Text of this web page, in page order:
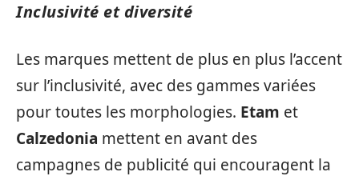
Inclusivité et diversité
Les marques mettent de plus en plus l’accent
sur l’inclusivité, avec des gammes variées
pour toutes les morphologies. Etam et
Calzedonia mettent en avant des
campagnes de publicité qui encouragent la